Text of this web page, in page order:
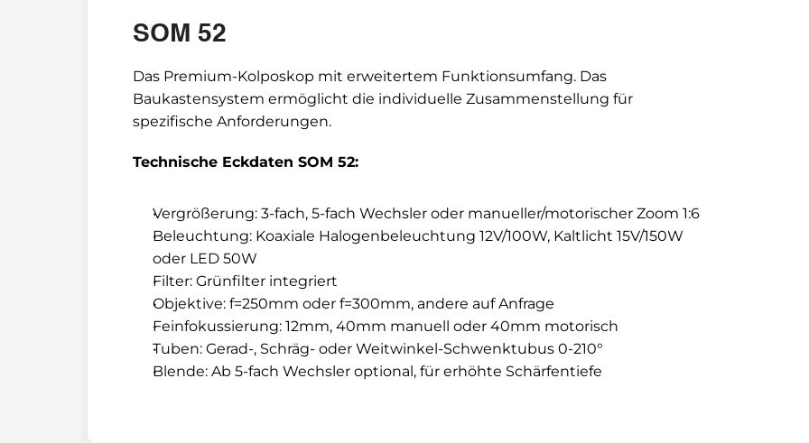
SOM 52
Das Premium-Kolposkop mit erweitertem Funktionsumfang. Das
Baukastensystem ermöglicht die individuelle Zusammenstellung für
spezifische Anforderungen.
Technische Eckdaten SOM 52:
Vergrößerung: 3-fach, 5-fach Wechsler oder manueller/motorischer Zoom 1:6
Beleuchtung: Koaxiale Halogenbeleuchtung 12V/100W, Kaltlicht 15V/150W
oder LED 50W
Filter: Grünfilter integriert
Objektive: f=250mm oder f=300mm, andere auf Anfrage
Feinfokussierung: 12mm, 40mm manuell oder 40mm motorisch
Tuben: Gerad-, Schräg- oder Weitwinkel-Schwenktubus 0-210°
Blende: Ab 5-fach Wechsler optional, für erhöhte Schärfentiefe